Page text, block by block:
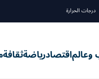
درجات الحرارة
اقتصادرياضةثقافة